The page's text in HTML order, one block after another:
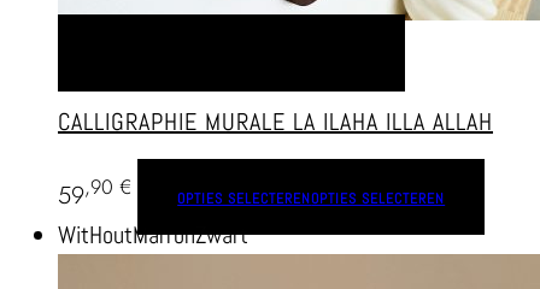
CALLIGRAPHIE MURALE LA ILAHA ILLA ALLAH
59,90 € OPTIES SELECTERENOPTIES SELECTEREN
WitHoutMarronZwart